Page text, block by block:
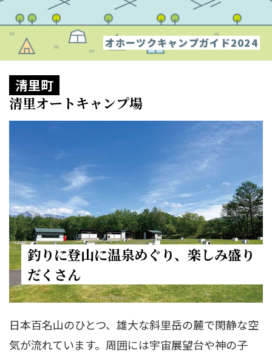
オホーツクキャンプガイド2024
清里町
清里オートキャンプ場
釣りに登山に温泉めぐり、楽しみ盛り
だくさん
日本百名山のひとつ、雄大な斜里岳の麓で閑静な空
気が流れています。周囲には宇宙展望台や神の子